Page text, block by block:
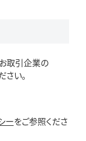
取引企業の
い。
ーをご参照くださ